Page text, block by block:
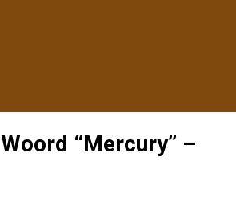
“Mercury” –